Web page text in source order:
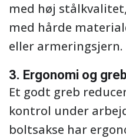
med høj
med hårde
eller armeringsjern.
3. Ergonomi og greb
Et godt greb
kontrol under
boltsakse har